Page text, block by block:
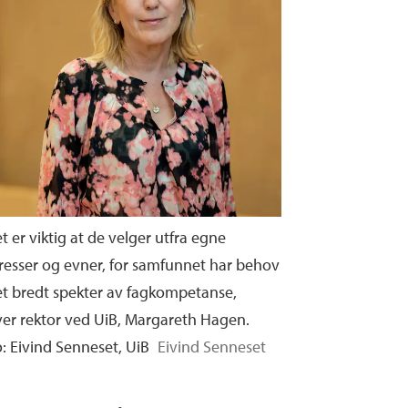
er viktig at de velger utfra egne
og evner, for samfunnet har behov
bredt spekter av fagkompetanse,
rektor ved UiB, Margareth Hagen.
Eivind Senneset, UiB Eivind Senneset